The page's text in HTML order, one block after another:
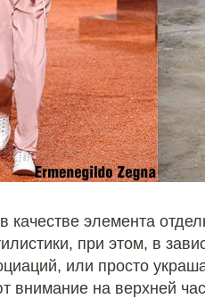
элемента
при этом, в
или просто
внимание на верхней